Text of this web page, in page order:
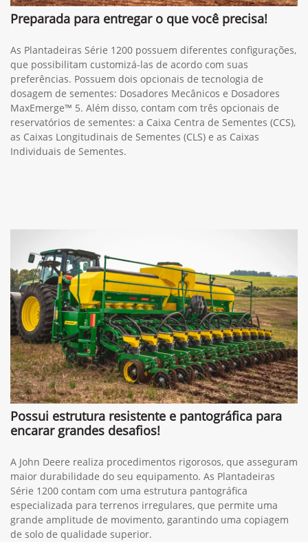
Preparada para entregar o que você precisa!
As Plantadeiras Série 1200 possuem diferentes configurações,
que possibilitam customizá-las de acordo com suas
preferências. Possuem dois opcionais de tecnologia de
dosagem de sementes: Dosadores Mecânicos e Dosadores
MaxEmerge™ 5. Além disso, contam com três opcionais de
reservatórios de sementes: a Caixa Centra de Sementes (CCS),
as Caixas Longitudinais de Sementes (CLS) e as Caixas
Individuais de Sementes.
Possui estrutura resistente e pantográfica para
encarar grandes desafios!
A John Deere realiza procedimentos rigorosos, que asseguram
maior durabilidade do seu equipamento. As Plantadeiras
Série 1200 contam com uma estrutura pantográfica
especializada para terrenos irregulares, que permite uma
grande amplitude de movimento, garantindo uma copiagem
de solo de qualidade superior.